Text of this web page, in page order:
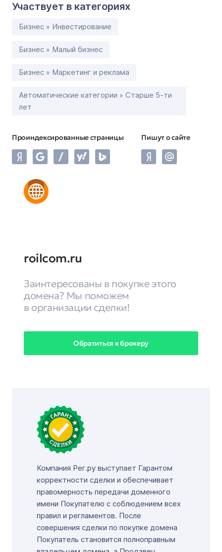
Участвует в категориях
Бизнес » Инвестирование
Бизнес » Малый бизнес
Бизнес » Маркетинг и реклама
Автоматические категории » Старше 5-ти
лет
Проиндексированные страницы Пишут о сайте
roilcom.ru
Заинтересованы в покупке этого
домена? Мы поможем
в организации сделки!
Обратиться к брокеру
Компания Рег.ру выступает Гарантом
корректности сделки и обеспечивает
правомерность передачи доменного
имени Покупателю с соблюдением всех
правил и регламентов. После
совершения сделки по покупке домена
Покупатель становится полноправным